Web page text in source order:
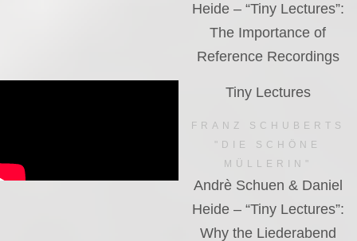
Heide – “Tiny Lectures”:
The Importance of
Reference Recordings
Tiny Lectures
FRANZ SCHUBERTS
"DIE SCHÖNE
MÜLLERIN"
Andrè Schuen & Daniel
Heide – “Tiny Lectures”:
Why the Liederabend